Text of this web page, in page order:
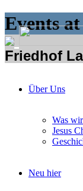
Über Uns
Was
Jesus
Neu hier
Events
Friedhof
Lemgo,
Friedhof Laubke,
Anstehende
Aktueller Monat